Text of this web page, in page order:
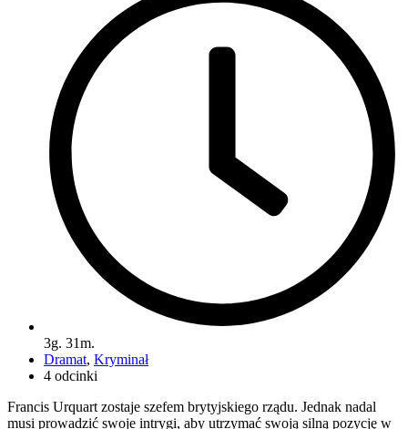
3g. 31m.
Dramat, Kryminał
4 odcinki
Francis Urquart zostaje szefem brytyjskiego rządu. Jednak nadal
musi prowadzić swoje intrygi, aby utrzymać swoją silną pozycję w